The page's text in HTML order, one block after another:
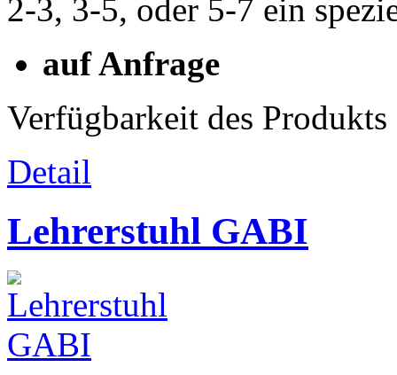
2-3, 3-5, oder 5-7 ein
auf Anfrage
Verfügbarkeit des Produkts
Detail
Lehrerstuhl GABI